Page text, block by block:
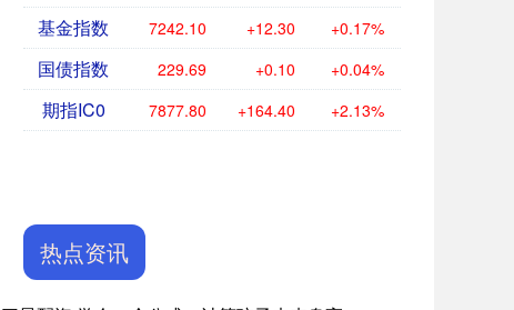
基金指数 7242.10 +12.30 +0.17%
国债指数 229.69 +0.10 +0.04%
期指IC0 7877.80 +164.40 +2.13%
热点资讯